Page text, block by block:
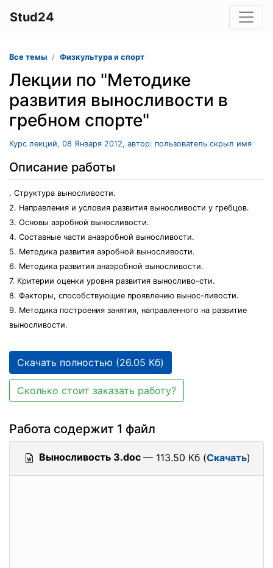
Stud24
Все темы Физкультура и спорт
Лекции по "Методике
развития выносливости в
гребном спорте"
Курс лекций, 08 Января 2012, автор: пользователь скрыл имя
Описание работы
. Структура выносливости.
2. Направления и условия развития выносливости у гребцов.
3. Основы аэробной выносливости.
4. Составные части анаэробной выносливости.
5. Методика развития аэробной выносливости.
6. Методика развития анаэробной выносливости.
7. Критерии оценки уровня развития выносливо-сти.
8. Факторы, способствующие проявлению вынос-ливости.
9. Методика построения занятия, направленного на развитие
выносливости.
Скачать полностью (26.05 Кб)
Сколько стоит заказать работу?
Работа содержит 1 файл
Выносливость 3.doc — 113.50 Кб (Скачать)